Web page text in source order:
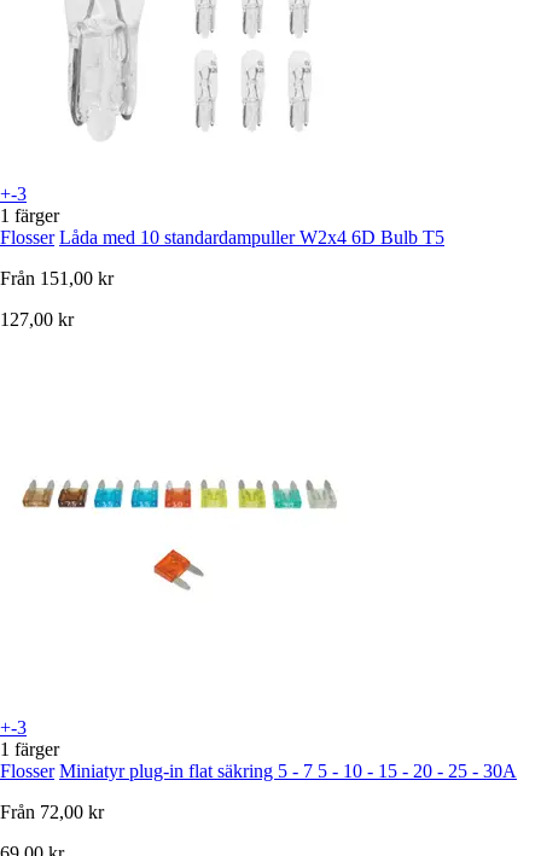
+-3
1 färger
Flosser Låda med 10 standardampuller W2x4 6D Bulb T5
Från 151,00 kr
127,00 kr
+-3
1 färger
Flosser Miniatyr plug-in flat säkring 5 - 7 5 - 10 - 15 - 20 - 25 - 30A
Från 72,00 kr